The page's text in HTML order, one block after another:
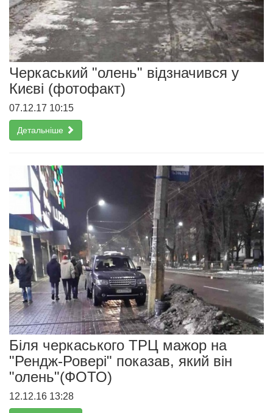
Черкаський "олень" відзначився у
Києві (фотофакт)
07.12.17 10:15
Детальніше
Біля черкаського ТРЦ мажор на
"Рендж-Ровері" показав, який він
"олень"(ФОТО)
12.12.16 13:28